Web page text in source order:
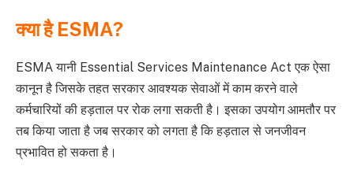
क्या है ESMA?
ESMA यानी Essential Services Maintenance Act एक ऐसा
कानून है जिसके तहत सरकार आवश्यक सेवाओं में काम करने वाले
कर्मचारियों की हड़ताल पर रोक लगा सकती है। इसका उपयोग आमतौर पर
तब किया जाता है जब सरकार को लगता है कि हड़ताल से जनजीवन
प्रभावित हो सकता है।